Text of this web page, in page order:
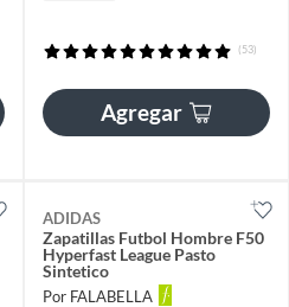
(53)
Agregar
ADIDAS
Zapatillas Futbol Hombre F50
Hyperfast League Pasto
Sintetico
Por FALABELLA